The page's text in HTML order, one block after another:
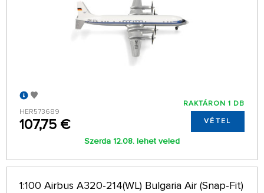
HER573689
107,75 €
RAKTÁRON 1 DB
VÉTEL
Szerda 12.08. lehet veled
1:100 Airbus A320-214(WL) Bulgaria Air (Snap-Fit)